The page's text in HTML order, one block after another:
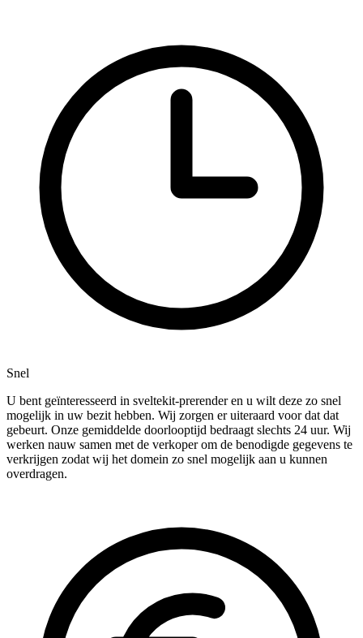
Snel
U bent geïnteresseerd in sveltekit-prerender en u wilt deze zo snel
mogelijk in uw bezit hebben. Wij zorgen er uiteraard voor dat dat
gebeurt. Onze gemiddelde doorlooptijd bedraagt slechts 24 uur. Wij
werken nauw samen met de verkoper om de benodigde gegevens te
verkrijgen zodat wij het domein zo snel mogelijk aan u kunnen
overdragen.